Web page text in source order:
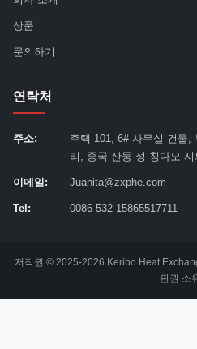
상품
문의하기
연락처
주소:
주택 101, 6# 사무실 건물,
리, 중국 산둥 성 칭다오
이메일: Juanita@zxphe.com
Tel: 0086-532-15865517711
저작권 © 2025-2026 Keribo Heat
판권 소